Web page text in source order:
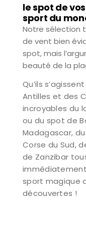
le spot de
sport du
Notre sélection
de vent bien
spot, mais
beauté de la
Qu’ils
Antilles et des
incroyables du
ou du spot de
Madagascar,
Corse du Sud,
de Zanzibar
sport magique
découvertes !